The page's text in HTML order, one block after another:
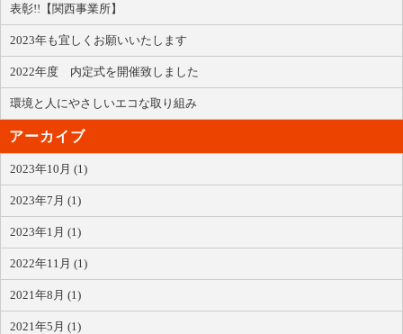
表彰!!【関西事業所】
2023年も宜しくお願いいたします
2022年度 内定式を開催致しました
環境と人にやさしいエコな取り組み
アーカイブ
2023年10月 (1)
2023年7月 (1)
2023年1月 (1)
2022年11月 (1)
2021年8月 (1)
2021年5月 (1)